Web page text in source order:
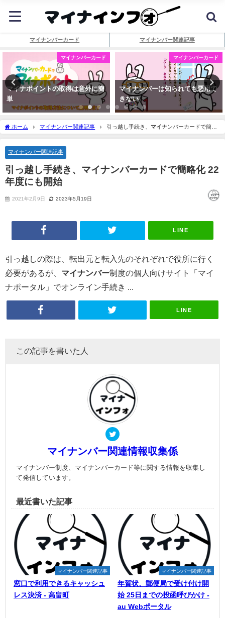
マイナンバーカード マイナンバー関連記事
マイナンバーカード
マイナポイントの取得は意外に簡
単
マイナンバーカード
マイナンバーは知られても悪用で
きない
ホーム マイナンバー関連記事 引っ越し手続き、マイナンバーカードで簡略
化 22年度にも開始
マイナンバー関連記事
引っ越し手続き、 マイナンバーカードで簡略化 22
年度にも開始
2021年2月9日 2023年5月19日
LINE
引っ越しの際は、転出元と転入先のそれぞれで役所に行く
必要があるが、 マイナンバー制度の個人向けサイト「マイ
ナポータル」でオンライン手続き ...
LINE
この記事を書いた人
マイナンバー関連情報収集係
マイナンバー制度、マイナンバーカード等に関する情報を収集し
て発信しています。
最近書いた記事
マイナンバー関連記事
窓口で利用できるキャッシュ
レス決済 - 高畠町
マイナンバー関連記事
年賀状、郵便局で受け付け開
始 25日までの投函呼びかけ -
au Webポータル